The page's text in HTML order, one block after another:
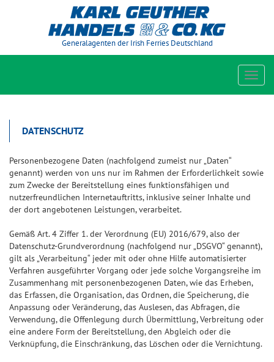
Generalagenten der Irish Ferries Deutschland
DATENSCHUTZ
Personenbezogene Daten (nachfolgend zumeist nur „Daten“
genannt) werden von uns nur im Rahmen der Erforderlichkeit sowie
zum Zwecke der Bereitstellung eines funktionsfähigen und
nutzerfreundlichen Internetauftritts, inklusive seiner Inhalte und
der dort angebotenen Leistungen, verarbeitet.
Gemäß Art. 4 Ziffer 1. der Verordnung (EU) 2016/679, also der
Datenschutz-Grundverordnung (nachfolgend nur „DSGVO“ genannt),
gilt als „Verarbeitung“ jeder mit oder ohne Hilfe automatisierter
Verfahren ausgeführter Vorgang oder jede solche Vorgangsreihe im
Zusammenhang mit personenbezogenen Daten, wie das Erheben,
das Erfassen, die Organisation, das Ordnen, die Speicherung, die
Anpassung oder Veränderung, das Auslesen, das Abfragen, die
Verwendung, die Offenlegung durch Übermittlung, Verbreitung oder
eine andere Form der Bereitstellung, den Abgleich oder die
Verknüpfung, die Einschränkung, das Löschen oder die Vernichtung.